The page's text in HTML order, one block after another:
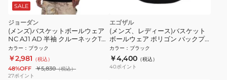
SALE
ジョーダン
(メンズ)バスケットボールウェア
NC AJ1 AD 半袖 クルーネックTシ
ャツ HQ8972-010
カラー ： ブラック
￥2,981 （税込）
48%OFF ￥5,830（税込）
27ポイント
エゴザル
(メンズ、レディース)バスケット
ボールウェア ポリゴン バックプ
リント 半袖Tシャツ
EZSS26UST040C054
カラー ： ブラック
￥4,400 （税込）
40ポイント